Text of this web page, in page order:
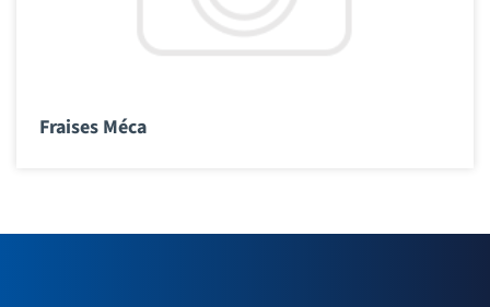
Fraises Méca